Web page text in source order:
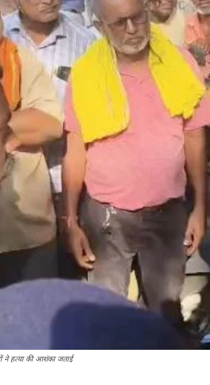
ने हत्या की आशंका जताई